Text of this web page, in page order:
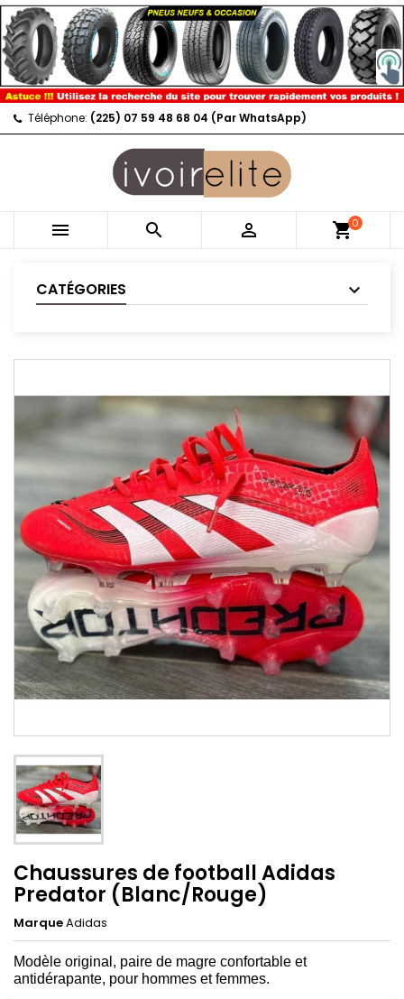
Téléphone: (225) 07 59 48 68 04 (Par WhatsApp)
   shopping_cart0
CATÉGORIES
Chaussures de football Adidas
Predator (Blanc/Rouge)
MarqueAdidas
Modèle original, paire de magre confortable et
antidérapante, pour hommes et femmes.